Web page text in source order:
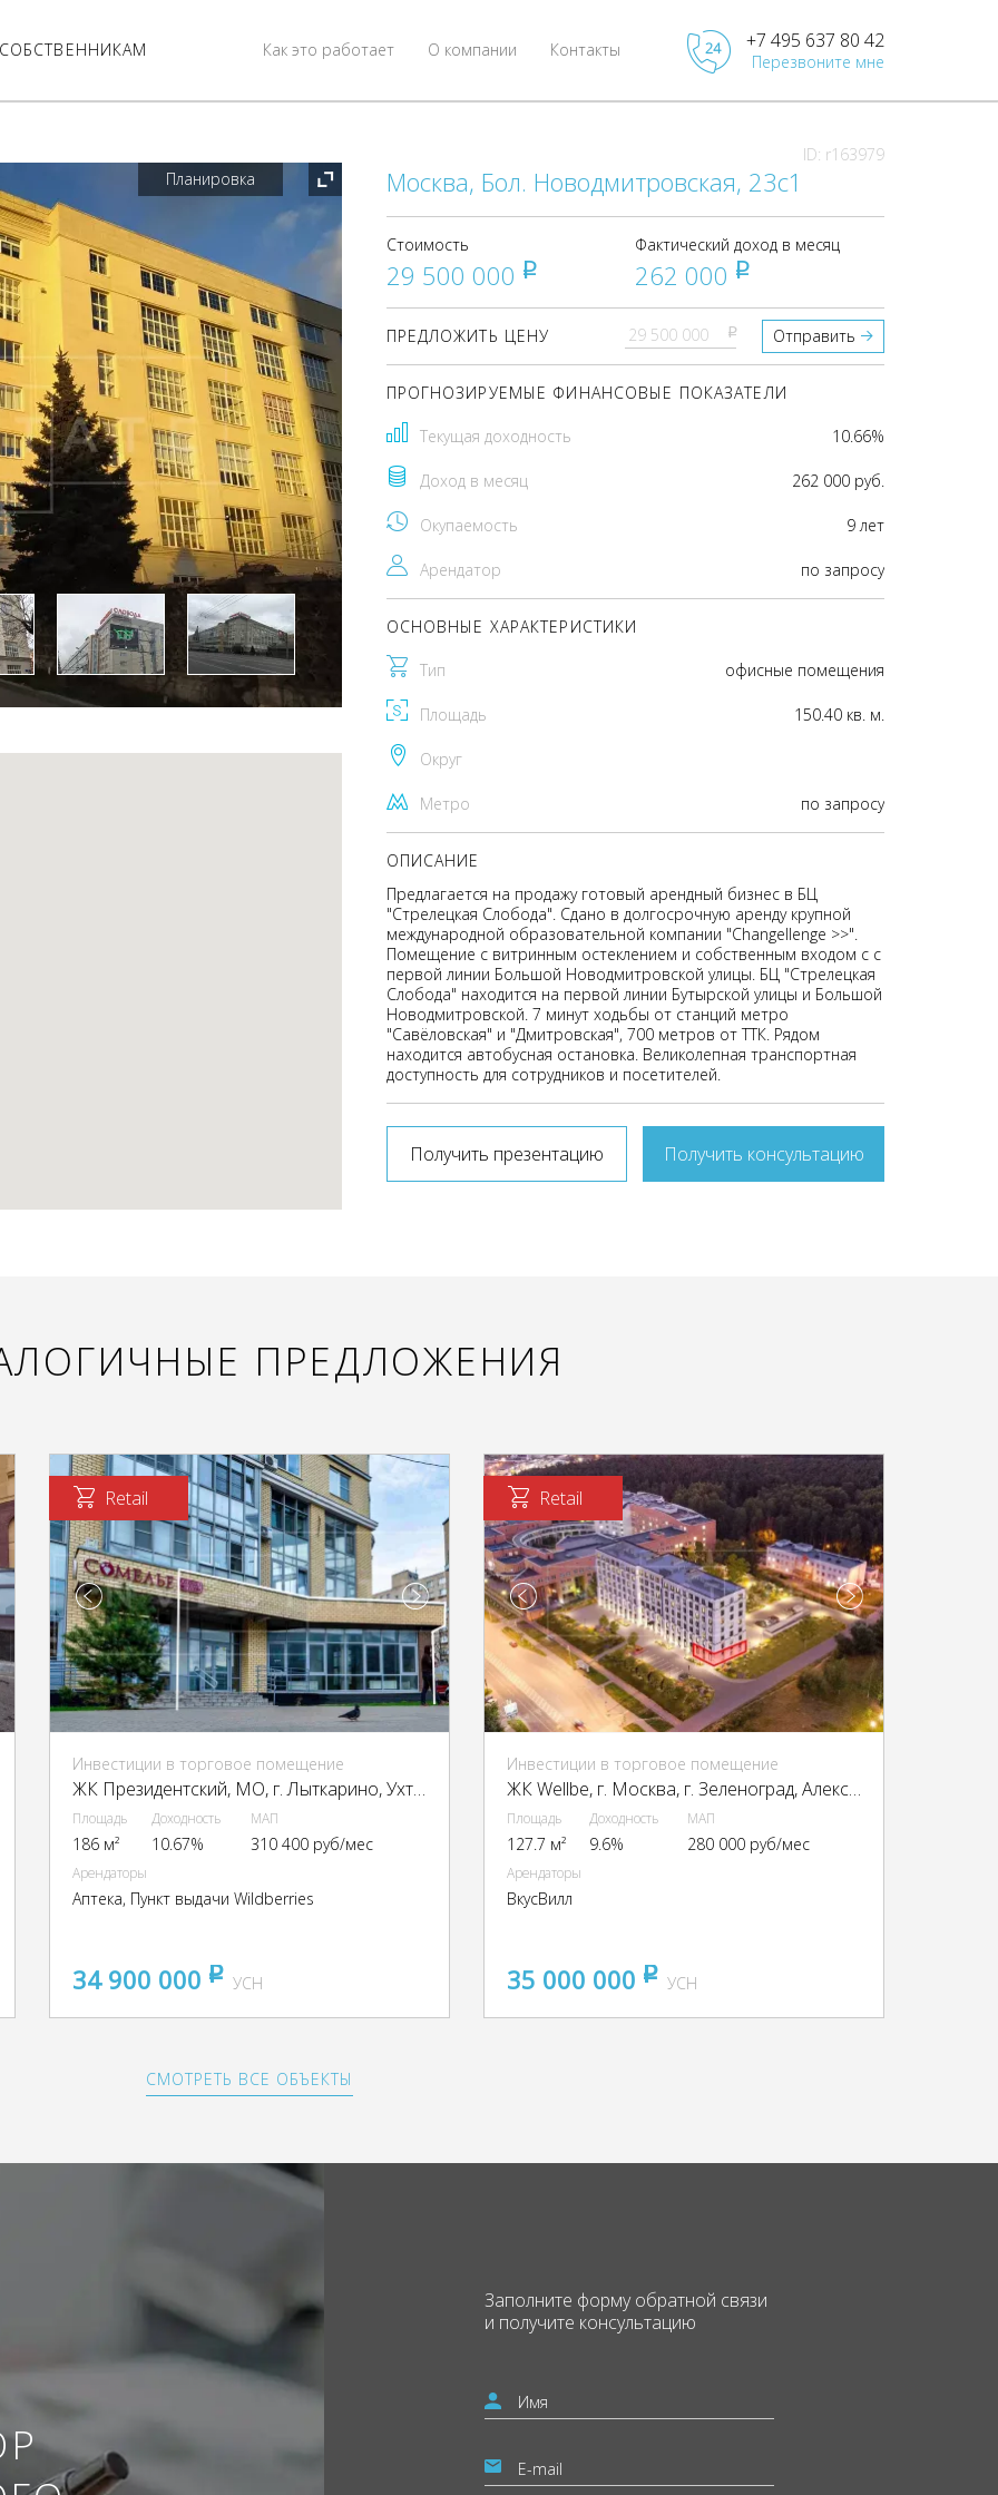
Контакты
О компании
Как это работает +7 495 637 80 42
Перезвоните мне
ID: r163979
Планировка
Москва, Бол. Новодмитровская, 23с1
Стоимость
29 500 000 pуб
Фактический доход в месяц
262 000 pуб
ПРЕДЛОЖИТЬ ЦЕНУ pуб Отправить
ПРОГНОЗИРУЕМЫЕ ФИНАНСОВЫЕ ПОКАЗАТЕЛИ
Текущая доходность 10.66%
Доход в месяц 262 000 руб.
Окупаемость 9 лет
Арендатор по запросу
ОСНОВНЫЕ ХАРАКТЕРИСТИКИ
Тип офисные помещения
Площадь 150.40 кв. м.
Округ
Метро по запросу
ОПИСАНИЕ
Предлагается на продажу готовый арендный бизнес в БЦ
"Стрелецкая Слобода". Сдано в долгосрочную аренду крупной
международной образовательной компании "Changellenge >>".
Помещение с витринным остеклением и собственным входом с с
первой линии Большой Новодмитровской улицы. БЦ "Стрелецкая
Слобода" находится на первой линии Бутырской улицы и Большой
Новодмитровской. 7 минут ходьбы от станций метро
"Савёловская" и "Дмитровская", 700 метров от ТТК. Рядом
находится автобусная остановка. Великолепная транспортная
доступность для сотрудников и посетителей.
Получить презентацию Получить консультацию
ПРЕДЛОЖЕНИЯ
Retail
Инвестиции в торговое помещение
ЖК Президентский, МО, г. Лыткарино, Ухтомского ул., 4
Площадь
186 м²
Доходность
10.67%
МАП
310 400 руб/мес
Арендаторы
Аптека, Пункт выдачи Wildberries
34 900 000 pуб
УСН
Retail
Инвестиции в торговое помещение
ЖК Wellbe, г. Москва, г. Зеленоград, Александровка ул.
Площадь
127.7 м²
Доходность
9.6%
МАП
280 000 руб/мес
Арендаторы
ВкусВилл
35 000 000 pуб
УСН
СМОТРЕТЬ ВСЕ ОБЪЕКТЫ
Заполните формуобратной связи
и получите консультацию